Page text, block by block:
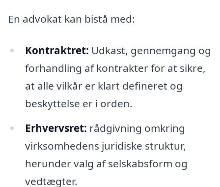
En advokat kan bistå med:
Kontraktret: Udkast, gennemgang og
forhandling af kontrakter for at sikre,
at alle vilkår er klart defineret og
beskyttelse er i orden.
Erhvervsret: rådgivning omkring
virksomhedens juridiske struktur,
herunder valg af selskabsform og
vedtægter.